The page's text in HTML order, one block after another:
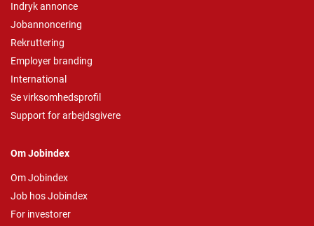
Indryk annonce
Jobannoncering
Rekruttering
Employer branding
International
Se virksomhedsprofil
Support for arbejdsgivere
Om Jobindex
Om Jobindex
Job hos Jobindex
For investorer